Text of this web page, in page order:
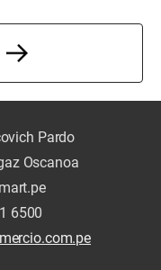
Pardo
Oscanoa
6500